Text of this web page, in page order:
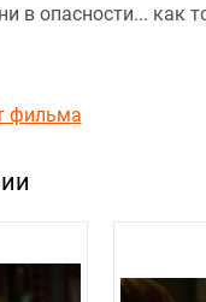
в опасности... как
фильма